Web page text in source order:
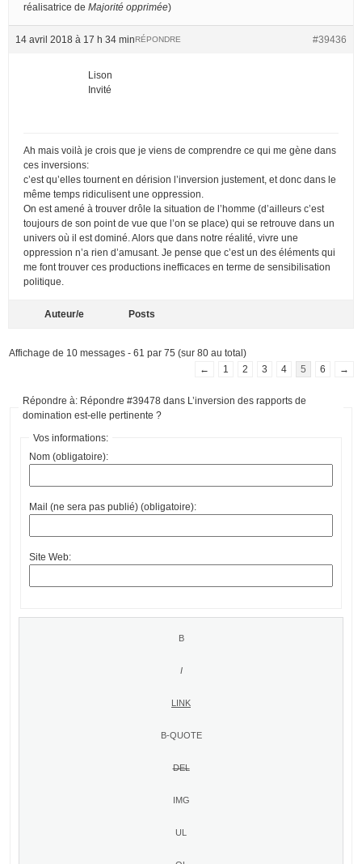
réalisatrice de Majorité opprimée)
14 avril 2018 à 17 h 34 min #39436
RÉPONDRE
Lison
Invité
Ah mais voilà je crois que je viens de comprendre ce qui me gène dans
ces inversions:
c’est qu’elles tournent en dérision l’inversion justement, et donc dans le
même temps ridiculisent une oppression.
On est amené à trouver drôle la situation de l’homme (d’ailleurs c’est
toujours de son point de vue que l’on se place) qui se retrouve dans un
univers où il est dominé. Alors que dans notre réalité, vivre une
oppression n’a rien d’amusant. Je pense que c’est un des éléments qui
me font trouver ces productions inefficaces en terme de sensibilisation
politique.
Auteur/e Posts
Affichage de 10 messages - 61 par 75 (sur 80 au total)
←
1 2 3 4 5 6 →
Répondre à: Répondre #39478 dans L’inversion des rapports de
domination est-elle pertinente ?
Vos informations:
Nom (obligatoire):
Mail (ne sera pas publié) (obligatoire):
Site Web: